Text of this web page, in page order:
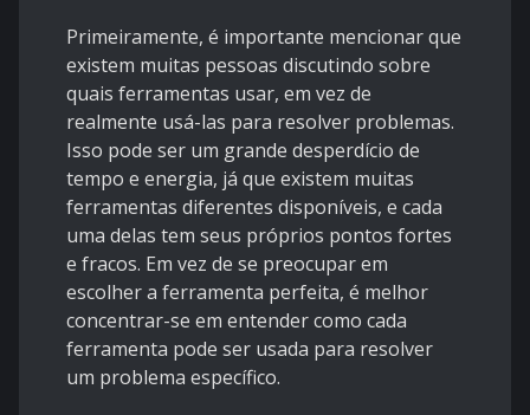
Primeiramente, é importante mencionar que
existem muitas pessoas discutindo sobre
quais ferramentas usar, em vez de
realmente usá-las para resolver problemas.
Isso pode ser um grande desperdício de
tempo e energia, já que existem muitas
ferramentas diferentes disponíveis, e cada
uma delas tem seus próprios pontos fortes
e fracos. Em vez de se preocupar em
escolher a ferramenta perfeita, é melhor
concentrar-se em entender como cada
ferramenta pode ser usada para resolver
um problema específico.